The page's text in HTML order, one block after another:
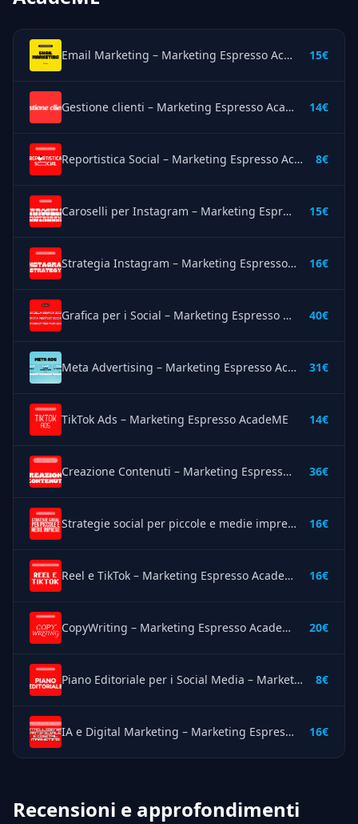
Email Marketing – Marketing Espresso AcadeME 15€
Gestione clienti – Marketing Espresso AcadeME 14€
Reportistica Social – Marketing Espresso AcadeME 8€
Caroselli per Instagram – Marketing Espresso AcadeME 15€
Strategia Instagram – Marketing Espresso AcadeME 16€
Grafica per i Social – Marketing Espresso AcadeME 40€
Meta Advertising – Marketing Espresso AcadeME 31€
TikTok Ads – Marketing Espresso AcadeME 14€
Creazione Contenuti – Marketing Espresso AcadeME 36€
Strategie social per piccole e medie imprese – Marketing Espresso AcadeME 16€
Reel e TikTok – Marketing Espresso AcadeME 16€
CopyWriting – Marketing Espresso AcadeME 20€
Piano Editoriale per i Social Media – Marketing Espresso AcadeME 8€
IA e Digital Marketing – Marketing Espresso AcadeME 16€
Recensioni e approfondimenti